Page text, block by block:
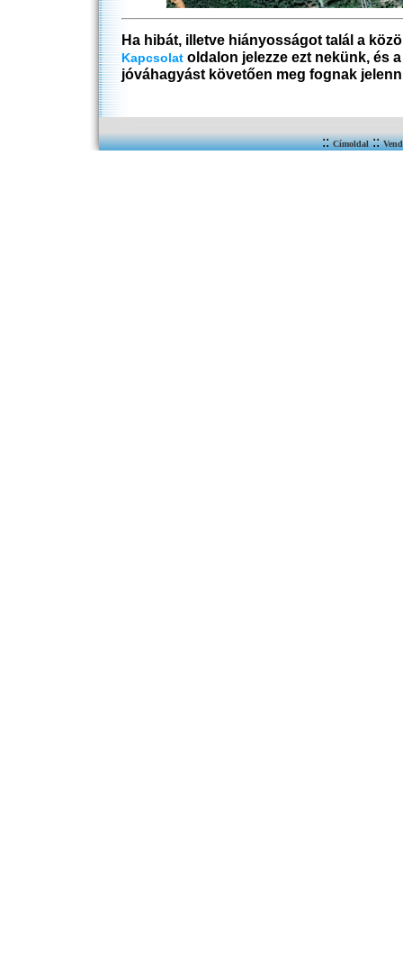
Ha hibát, illetve hiányosságot talál a
Kapcsolat oldalon jelezze ezt nekünk, és
jóváhagyást követően meg fognak
::Címoldal::